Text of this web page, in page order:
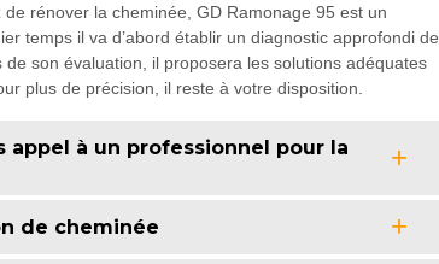
rénover la cheminée, GD Ramonage 95 est un
temps il va d’abord établir un diagnostic approfondi de
son évaluation, il proposera les solutions adéquates
plus de précision, il reste à votre disposition.
à un professionnel pour la
de cheminée